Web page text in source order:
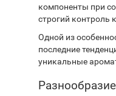
компоненты при
строгий контроль
Одной из
последние
уникальные